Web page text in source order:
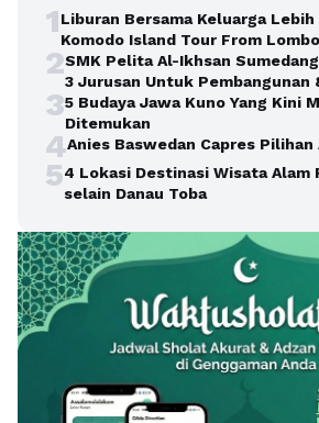
1Liburan Bersama Keluarga
Komodo Island Tour From
2SMK Pelita Al-Ikhsan
3 Jurusan Untuk Pembangunan
35 Budaya Jawa Kuno Yang Kini
Ditemukan
4Anies Baswedan Capres Pilihan
54 Lokasi Destinasi Wisata Alam
selain Danau Toba